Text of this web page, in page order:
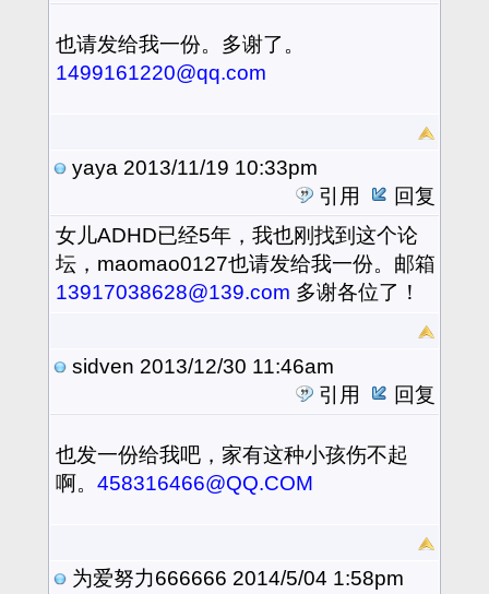
也请发给我一份。多谢了。
1499161220@qq.com
yaya 2013/11/19 10:33pm
引用
回复
女儿ADHD已经5年，我也刚找到这个论
坛，maomao0127也请发给我一份。邮箱
13917038628@139.com 多谢各位了！
sidven 2013/12/30 11:46am
引用
回复
也发一份给我吧，家有这种小孩伤不起
啊。 458316466@QQ.COM
为爱努力666666 2014/5/04 1:58pm